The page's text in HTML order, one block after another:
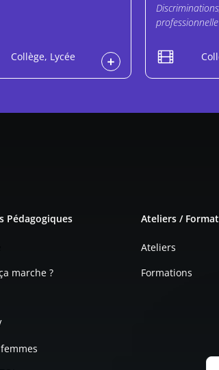
Collège, Lycée
professionnelle
Pédagogiques
marche ?
Ateliers /
Ateliers
Formations